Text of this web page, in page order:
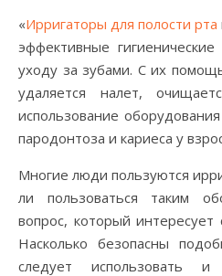
«Ирригаторы для полости рта
эффективные гигиенические
уходу за зубами. С их
удаляется налет,
использование
пародонтоза и кариеса у
Многие люди пользуются
ли пользоваться таким
вопрос, который
Насколько безопасны
следует использовать